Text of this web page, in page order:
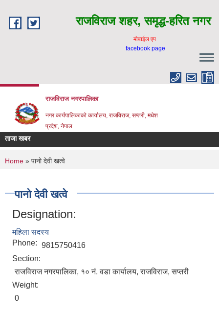
राजविराज शहर, समृद्ध-हरित नगर
माेबाईल एप
facebook page
राजविराज नगरपालिका
नगर कार्यपालिकाकाे कार्यालय, राजविराज, सप्तरी, मधेश
प्रदेश, नेपाल
ताजा खबर
You are here
Home » पानो देवी खत्वे
पानो देवी खत्वे
Designation:
महिला सदस्य
Phone: 9815750416
Section:
राजविराज नगरपालिका, १० नं. वडा कार्यालय, राजविराज, सप्तरी
Weight:
0